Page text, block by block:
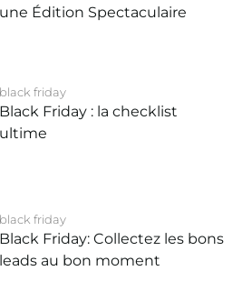
une Édition Spectaculaire
black friday
Black Friday : la checklist
ultime
black friday
Black Friday: Collectez les bons
leads au bon moment